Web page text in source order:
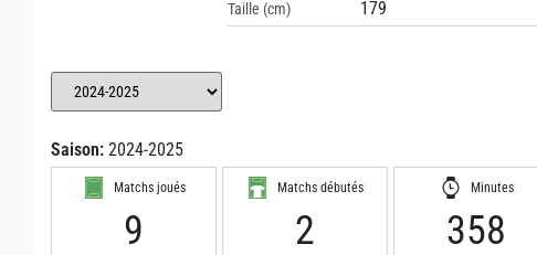
Taille (cm) 179
Saison: 2024-2025
Matchs joués
9
Matchs débutés
2
Minutes
358